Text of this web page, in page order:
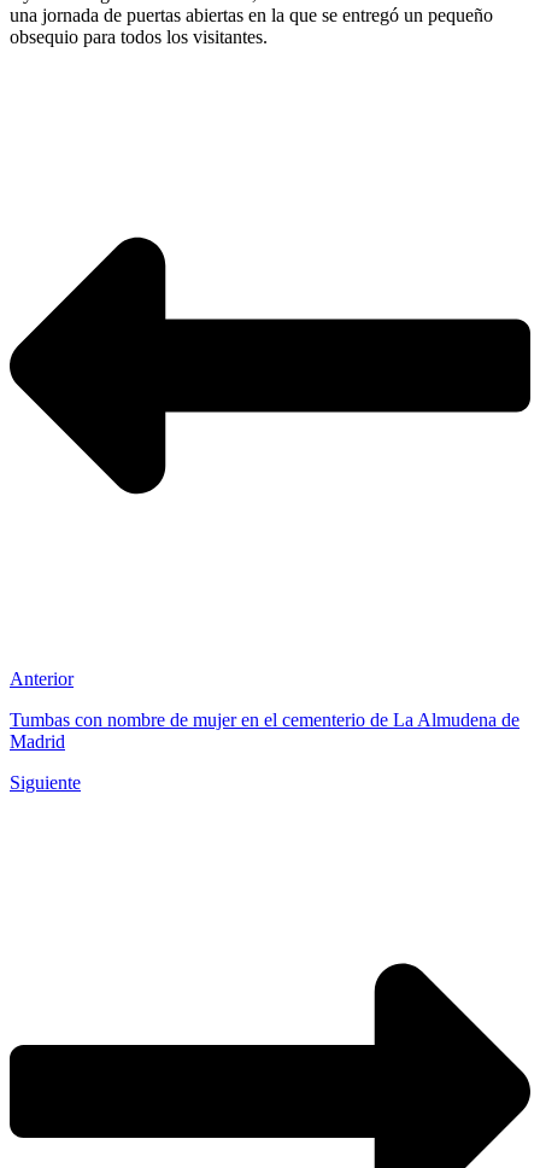
una jornada de puertas abiertas en la que se entregó un pequeño
obsequio para todos los visitantes.
Anterior
Tumbas con nombre de mujer en el cementerio de La Almudena de
Madrid
Siguiente